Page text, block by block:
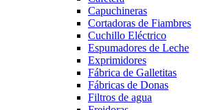
Capuchineras
Cortadoras de Fiambres
Cuchillo Eléctrico
Espumadores de Leche
Exprimidores
Fábrica de Galletitas
Fábricas de Donas
Filtros de agua